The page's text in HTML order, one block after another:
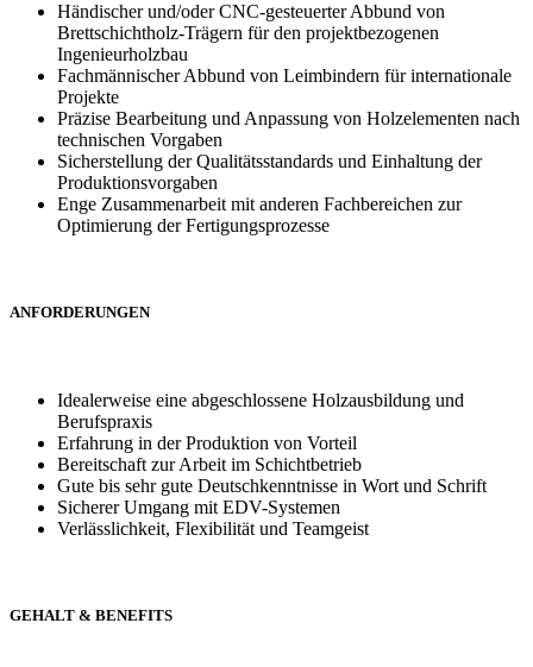
Händischer und/oder CNC-gesteuerter Abbund von
Brettschichtholz-Trägern für den projektbezogenen
Ingenieurholzbau
Fachmännischer Abbund von Leimbindern für internationale
Projekte
Präzise Bearbeitung und Anpassung von Holzelementen nach
technischen Vorgaben
Sicherstellung der Qualitätsstandards und Einhaltung der
Produktionsvorgaben
Enge Zusammenarbeit mit anderen Fachbereichen zur
Optimierung der Fertigungsprozesse
ANFORDERUNGEN
Idealerweise eine abgeschlossene Holzausbildung und
Berufspraxis
Erfahrung in der Produktion von Vorteil
Bereitschaft zur Arbeit im Schichtbetrieb
Gute bis sehr gute Deutschkenntnisse in Wort und Schrift
Sicherer Umgang mit EDV-Systemen
Verlässlichkeit, Flexibilität und Teamgeist
GEHALT & BENEFITS